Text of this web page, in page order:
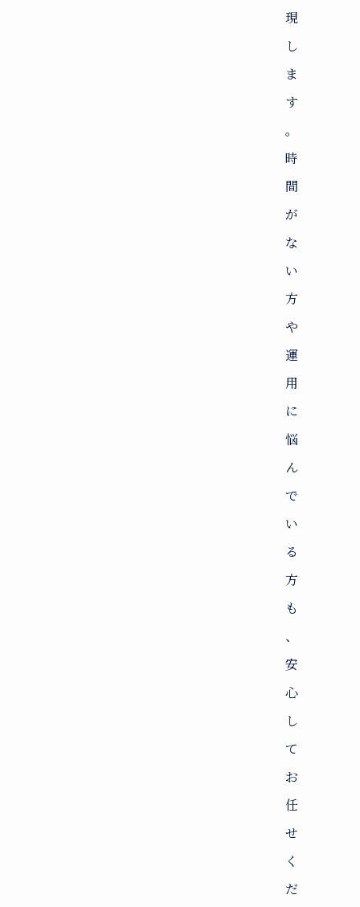
現
し
ま
す
。
時
間
が
な
い
方
や
運
用
に
悩
ん
で
い
る
方
も
、
安
心
し
て
お
任
せ
く
だ